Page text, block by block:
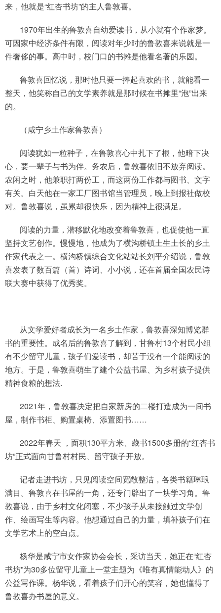
来，他就是“红杏书坊”的主人鲁敦喜。
1970年出生的鲁敦喜自幼爱读书，从小就有个作家梦。
可因家中经济条件有限，阅读对年少时的鲁敦喜来说就是一
件奢侈的事。高中时，校门口的书摊是他看名著的乐园。
鲁敦喜回忆说，那时他只要一捧起喜欢的书，就能看一
整天，他笑称自己的文学素养就是那时候在书摊里“泡”出来
的。
（咸宁乡土作家鲁敦喜）
阅读犹如一粒种子，在鲁敦喜心中扎下了根，他暗下决
心，要一辈子与书为伴。务农后，鲁敦喜依旧不放弃阅读。
农闲之时，他兼职打两份工，而这两份工作都与图书、文字
有关。白天他在一家工厂图书馆当管理员，晚上到报社做校
对。鲁敦喜说，虽累却很快乐，因为精神上很满足。
阅读的力量，潜移默化地改变着鲁敦喜，也促使他一直
坚持文艺创作。慢慢地，他成为了横沟桥镇土生土长的乡土
作家代表之一。横沟桥镇综合文化站站长刘平介绍说，鲁敦
喜发表了数百篇（首）诗词、小小说，还在首届全国农民诗
联大赛中获得了优秀奖。
从文学爱好者成长为一名乡土作家，鲁敦喜深知博览群
书的重要性。成名后的鲁敦喜了解到，甘鲁村13个村民小组
有不少留守儿童，孩子们爱读书，却苦于没有一个能阅读的
地方。于是，鲁敦喜萌生了建个公益书屋、为乡村孩子提供
精神食粮的想法.
2021年，鲁敦喜决定把自家新房的二楼打造成为一间书
屋，制作书柜、购置桌椅、添置图书……
2022年春天 ，面积130平方米、藏书1500多册的“红杏书
坊”正式面向甘鲁村村民、留守孩子开放。
记者走进书坊，只见阅读空间宽敞整洁，各类书籍琳琅
满目。鲁敦喜在书屋的一角，还专门辟出了一块学习角。鲁
敦喜说，由于乡村文化闭塞，不少孩子从未接触过文学创
作、绘画写生等内容。他想通过自己的力量，填补孩子们在
文学艺术上的空白点。
杨华是咸宁市女作家协会会长，采访当天，她正在“红杏
书坊”为30多位留守儿童上一堂主题为《唯有真情能动人》的
公益写作课。杨华说，看着孩子们开心的笑容，她也懂得了
鲁敦喜办书屋的意义。